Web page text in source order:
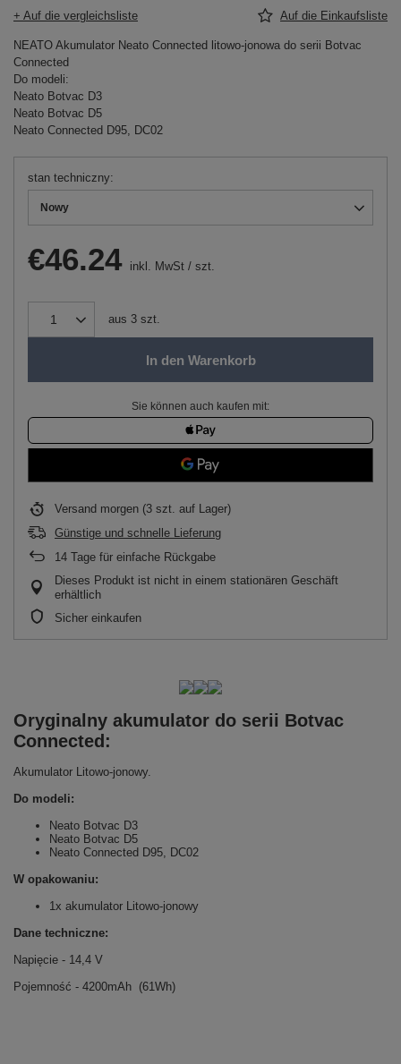
+ Auf die vergleichsliste Auf die Einkaufsliste
NEATO Akumulator Neato Connected litowo-jonowa do serii Botvac
Connected
Do modeli:
Neato Botvac D3
Neato Botvac D5
Neato Connected D95, DC02
stan techniczny
Nowy
€46.24 inkl. MwSt / szt.
aus 3 szt.
In den Warenkorb
Sie können auch kaufen mit:
Versand morgen (3 szt. auf Lager)
Günstige und schnelle Lieferung
14 Tage für einfache Rückgabe
Dieses Produkt ist nicht in einem stationären Geschäft
erhältlich
Sicher einkaufen
Oryginalny akumulator do serii Botvac
Connected:
Akumulator Litowo-jonowy.
Do modeli:
Neato Botvac D3
Neato Botvac D5
Neato Connected D95, DC02
W opakowaniu:
1x akumulator Litowo-jonowy
Dane techniczne:
Napięcie - 14,4 V
Pojemność - 4200mAh (61Wh)